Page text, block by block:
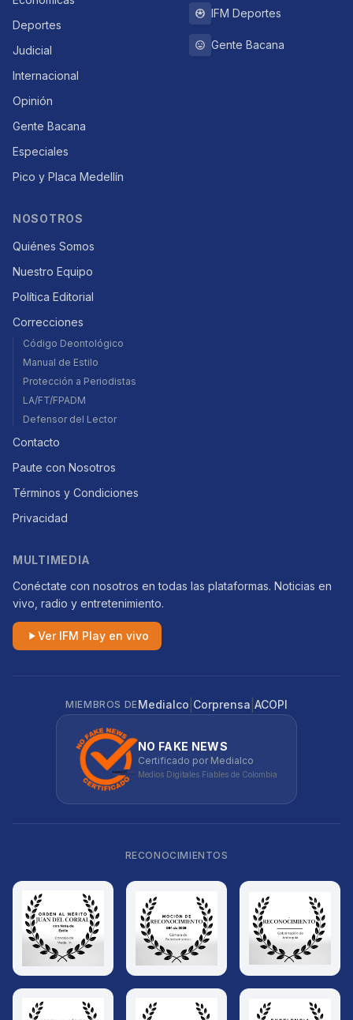
Deportes
Judicial
Internacional
Opinión
Gente Bacana
Especiales
Pico y Placa Medellín
IFM Deportes
Gente Bacana
NOSOTROS
Quiénes Somos
Nuestro Equipo
Política Editorial
Correcciones
Código Deontológico
Manual de Estilo
Protección a Periodistas
LA/FT/FPADM
Defensor del Lector
Contacto
Paute con Nosotros
Términos y Condiciones
Privacidad
MULTIMEDIA
Conéctate con nosotros en todas las plataformas. Noticias en
vivo, radio y entretenimiento.
Ver IFM Play en vivo
MIEMBROS DEMedialco Corprensa ACOPI
NO FAKE NEWS
Certificado por Medialco
Medios Digitales Fiables de Colombia
RECONOCIMIENTOS